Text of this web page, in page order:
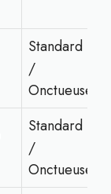
Standard
/
Onctueuse
Standard
/
Onctueuse